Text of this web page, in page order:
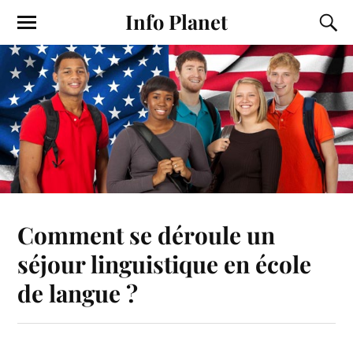
Info Planet
Comment se déroule un
séjour linguistique en école
de langue ?